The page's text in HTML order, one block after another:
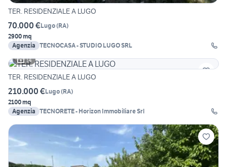
TER. RESIDENZIALE A LUGO
70.000 €Lugo(RA)
2900 mq
Agenzia TECNOCASA - STUDIO LUGO SRL
14
TER. RESIDENZIALE A LUGO
210.000 €Lugo(RA)
2100 mq
Agenzia TECNORETE - Horizon Immobiliare Srl